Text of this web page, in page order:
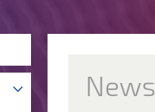
News